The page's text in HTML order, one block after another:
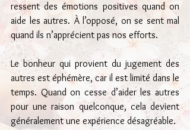
ressent des émotions positives quand on
aide les autres. À l’opposé, on se sent mal
quand ils n’apprécient pas nos efforts.
Le bonheur qui provient du jugement des
autres est éphémère, car il est limité dans le
temps. Quand on cesse d’aider les autres
pour une raison quelconque, cela devient
généralement une expérience désagréable.